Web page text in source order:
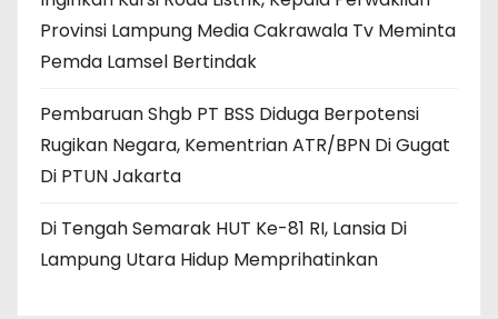
Provinsi Lampung Media Cakrawala Tv Meminta
Pemda Lamsel Bertindak
Pembaruan Shgb PT BSS Diduga Berpotensi
Rugikan Negara, Kementrian ATR/BPN Di Gugat
Di PTUN Jakarta
Di Tengah Semarak HUT Ke-81 RI, Lansia Di
Lampung Utara Hidup Memprihatinkan